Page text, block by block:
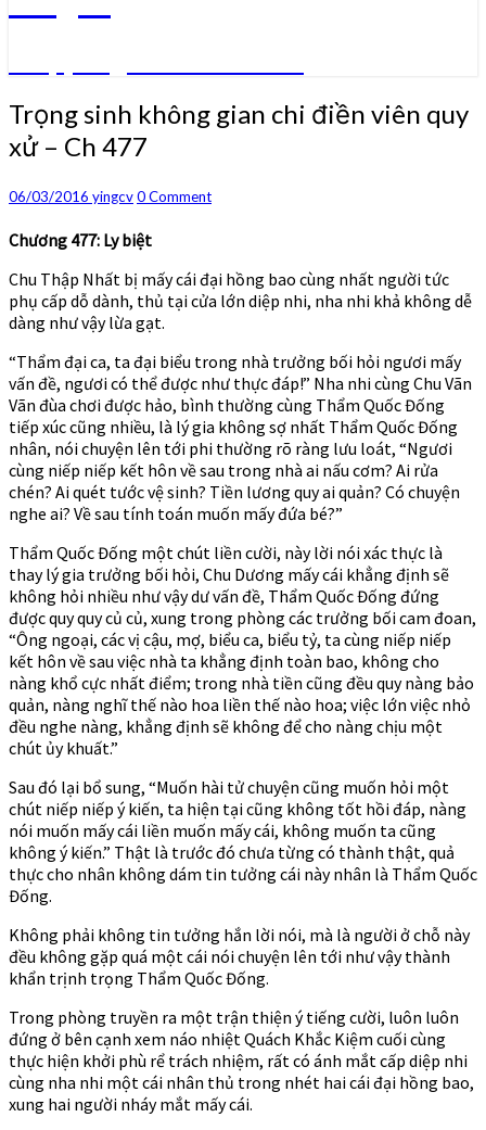
Trọng
sinh
không
chi
viên
xử
–
Ch
Trọng sinh không gian chi điền viên quy
xử – Ch 477
06/03/2016 yingcvComments
0 Comment
Chương 477: Ly biệt
Chu Thập Nhất bị mấy cái đại hồng bao cùng nhất người tức
phụ cấp dỗ dành, thủ tại cửa lớn diệp nhi, nha nhi khả không dễ
dàng như vậy lừa gạt.
“Thẩm đại ca, ta đại biểu trong nhà trưởng bối hỏi ngươi mấy
vấn đề, ngươi có thể được như thực đáp!” Nha nhi cùng Chu Vãn
Vãn đùa chơi được hảo, bình thường cùng Thẩm Quốc Đống
tiếp xúc cũng nhiều, là lý gia không sợ nhất Thẩm Quốc Đống
nhân, nói chuyện lên tới phi thường rõ ràng lưu loát, “Ngươi
cùng niếp niếp kết hôn về sau trong nhà ai nấu cơm? Ai rửa
chén? Ai quét tước vệ sinh? Tiền lương quy ai quản? Có chuyện
nghe ai? Về sau tính toán muốn mấy đứa bé?”
Thẩm Quốc Đống một chút liền cười, này lời nói xác thực là
thay lý gia trưởng bối hỏi, Chu Dương mấy cái khẳng định sẽ
không hỏi nhiều như vậy dư vấn đề, Thẩm Quốc Đống đứng
được quy quy củ củ, xung trong phòng các trưởng bối cam đoan,
“Ông ngoại, các vị cậu, mợ, biểu ca, biểu tỷ, ta cùng niếp niếp
kết hôn về sau việc nhà ta khẳng định toàn bao, không cho
nàng khổ cực nhất điểm; trong nhà tiền cũng đều quy nàng bảo
quản, nàng nghĩ thế nào hoa liền thế nào hoa; việc lớn việc nhỏ
đều nghe nàng, khẳng định sẽ không để cho nàng chịu một
chút ủy khuất.”
Sau đó lại bổ sung, “Muốn hài tử chuyện cũng muốn hỏi một
chút niếp niếp ý kiến, ta hiện tại cũng không tốt hồi đáp, nàng
nói muốn mấy cái liền muốn mấy cái, không muốn ta cũng
không ý kiến.” Thật là trước đó chưa từng có thành thật, quả
thực cho nhân không dám tin tưởng cái này nhân là Thẩm Quốc
Đống.
Không phải không tin tưởng hắn lời nói, mà là người ở chỗ này
đều không gặp quá một cái nói chuyện lên tới như vậy thành
khẩn trịnh trọng Thẩm Quốc Đống.
Trong phòng truyền ra một trận thiện ý tiếng cười, luôn luôn
đứng ở bên cạnh xem náo nhiệt Quách Khắc Kiệm cuối cùng
thực hiện khởi phù rể trách nhiệm, rất có ánh mắt cấp diệp nhi
cùng nha nhi một cái nhân thủ trong nhét hai cái đại hồng bao,
xung hai người nháy mắt mấy cái.